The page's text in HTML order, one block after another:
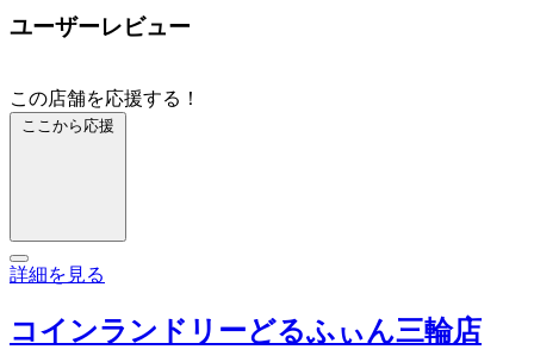
ユーザーレビュー
この店舗を応援する！
ここから応援
詳細を見る
コインランドリーどるふぃん三輪店